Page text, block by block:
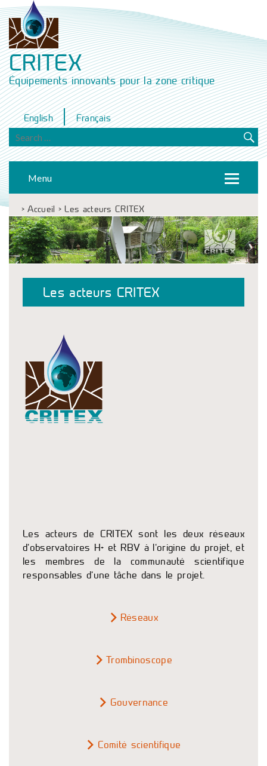
CRITEX
Équipements innovants pour la zone critique
English Français
Menu
>Accueil >Les acteurs CRITEX
Les acteurs CRITEX
Les acteurs de CRITEX sont les deux réseaux
d’observatoires H+ et RBV à l’origine du projet, et
les membres de la communauté scientifique
responsables d’une tâche dans le projet.
Réseaux
Trombinoscope
Gouvernance
Comité scientifique